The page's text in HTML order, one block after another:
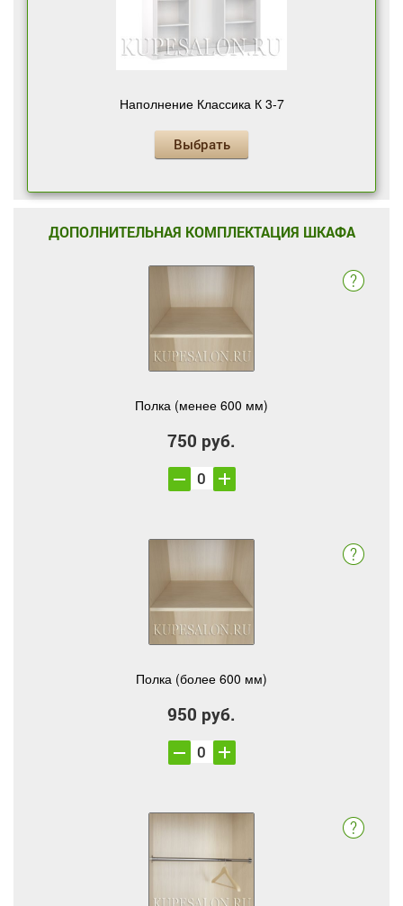
Наполнение Классика К 3-7
Выбрать
ДОПОЛНИТЕЛЬНАЯ КОМПЛЕКТАЦИЯ ШКАФА
Полка (менее 600 мм)
750 руб.
Полка (более 600 мм)
950 руб.